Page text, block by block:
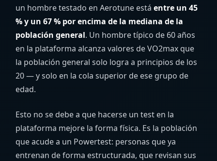
un hombre testado en Aerotune está entre un 45
% y un 67 % por encima de la mediana de la
población general. Un hombre típico de 60 años
en la plataforma alcanza valores de VO2max que
la población general solo logra a principios de los
20 — y solo en la cola superior de ese grupo de
edad.
Esto no se debe a que hacerse un test en la
plataforma mejore la forma física. Es la población
que acude a un Powertest: personas que ya
entrenan de forma estructurada, que revisan sus